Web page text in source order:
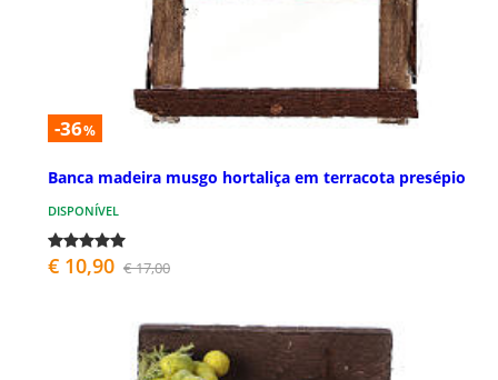
-36%
Banca madeira musgo hortaliça em terracota presépio
DISPONÍVEL
€ 10,90 € 17,00